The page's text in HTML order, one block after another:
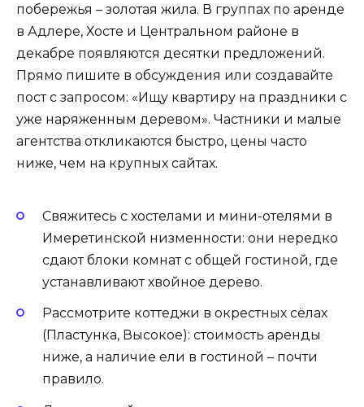
побережья – золотая жила. В группах по аренде
в Адлере, Хосте и Центральном районе в
декабре появляются десятки предложений.
Прямо пишите в обсуждения или создавайте
пост с запросом: «Ищу квартиру на праздники с
уже наряженным деревом». Частники и малые
агентства откликаются быстро, цены часто
ниже, чем на крупных сайтах.
Свяжитесь с хостелами и мини-отелями в
Имеретинской низменности: они нередко
сдают блоки комнат с общей гостиной, где
устанавливают хвойное дерево.
Рассмотрите коттеджи в окрестных сёлах
(Пластунка, Высокое): стоимость аренды
ниже, а наличие ели в гостиной – почти
правило.